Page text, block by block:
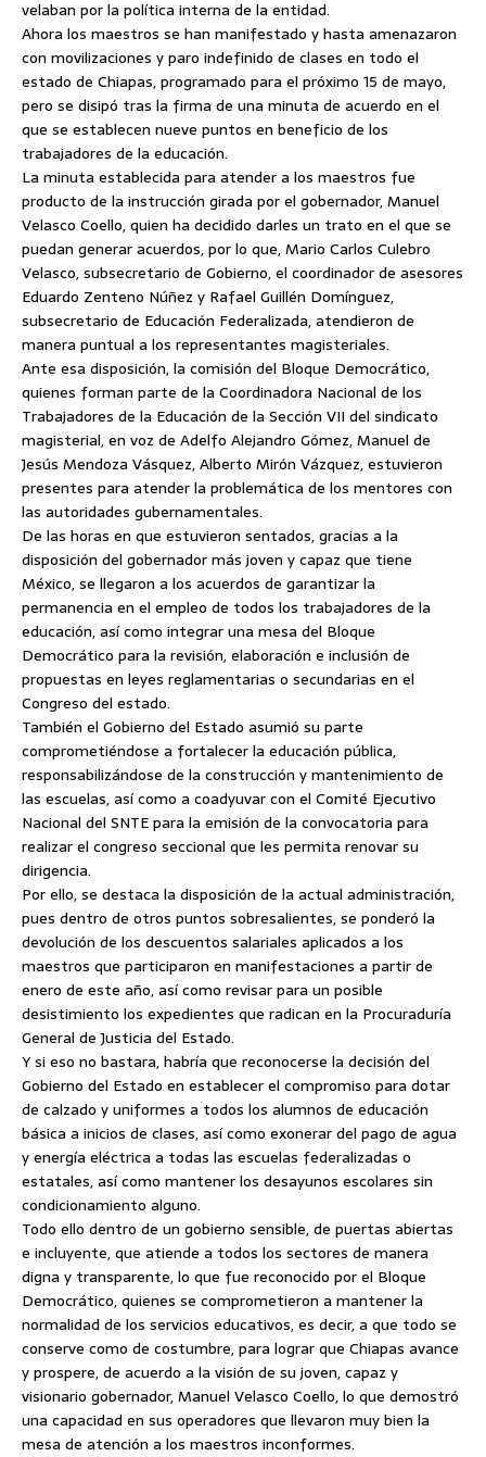
velaban por la política interna de la entidad.
Ahora los maestros se han manifestado y hasta amenazaron
con movilizaciones y paro indefinido de clases en todo el
estado de Chiapas, programado para el próximo 15 de mayo,
pero se disipó tras la firma de una minuta de acuerdo en el
que se establecen nueve puntos en beneficio de los
trabajadores de la educación.
La minuta establecida para atender a los maestros fue
producto de la instrucción girada por el gobernador, Manuel
Velasco Coello, quien ha decidido darles un trato en el que se
puedan generar acuerdos, por lo que, Mario Carlos Culebro
Velasco, subsecretario de Gobierno, el coordinador de asesores
Eduardo Zenteno Núñez y Rafael Guillén Domínguez,
subsecretario de Educación Federalizada, atendieron de
manera puntual a los representantes magisteriales.
Ante esa disposición, la comisión del Bloque Democrático,
quienes forman parte de la Coordinadora Nacional de los
Trabajadores de la Educación de la Sección VII del sindicato
magisterial, en voz de Adelfo Alejandro Gómez, Manuel de
Jesús Mendoza Vásquez, Alberto Mirón Vázquez, estuvieron
presentes para atender la problemática de los mentores con
las autoridades gubernamentales.
De las horas en que estuvieron sentados, gracias a la
disposición del gobernador más joven y capaz que tiene
México, se llegaron a los acuerdos de garantizar la
permanencia en el empleo de todos los trabajadores de la
educación, así como integrar una mesa del Bloque
Democrático para la revisión, elaboración e inclusión de
propuestas en leyes reglamentarias o secundarias en el
Congreso del estado.
También el Gobierno del Estado asumió su parte
comprometiéndose a fortalecer la educación pública,
responsabilizándose de la construcción y mantenimiento de
las escuelas, así como a coadyuvar con el Comité Ejecutivo
Nacional del SNTE para la emisión de la convocatoria para
realizar el congreso seccional que les permita renovar su
dirigencia.
Por ello, se destaca la disposición de la actual administración,
pues dentro de otros puntos sobresalientes, se ponderó la
devolución de los descuentos salariales aplicados a los
maestros que participaron en manifestaciones a partir de
enero de este año, así como revisar para un posible
desistimiento los expedientes que radican en la Procuraduría
General de Justicia del Estado.
Y si eso no bastara, habría que reconocerse la decisión del
Gobierno del Estado en establecer el compromiso para dotar
de calzado y uniformes a todos los alumnos de educación
básica a inicios de clases, así como exonerar del pago de agua
y energía eléctrica a todas las escuelas federalizadas o
estatales, así como mantener los desayunos escolares sin
condicionamiento alguno.
Todo ello dentro de un gobierno sensible, de puertas abiertas
e incluyente, que atiende a todos los sectores de manera
digna y transparente, lo que fue reconocido por el Bloque
Democrático, quienes se comprometieron a mantener la
normalidad de los servicios educativos, es decir, a que todo se
conserve como de costumbre, para lograr que Chiapas avance
y prospere, de acuerdo a la visión de su joven, capaz y
visionario gobernador, Manuel Velasco Coello, lo que demostró
una capacidad en sus operadores que llevaron muy bien la
mesa de atención a los maestros inconformes.